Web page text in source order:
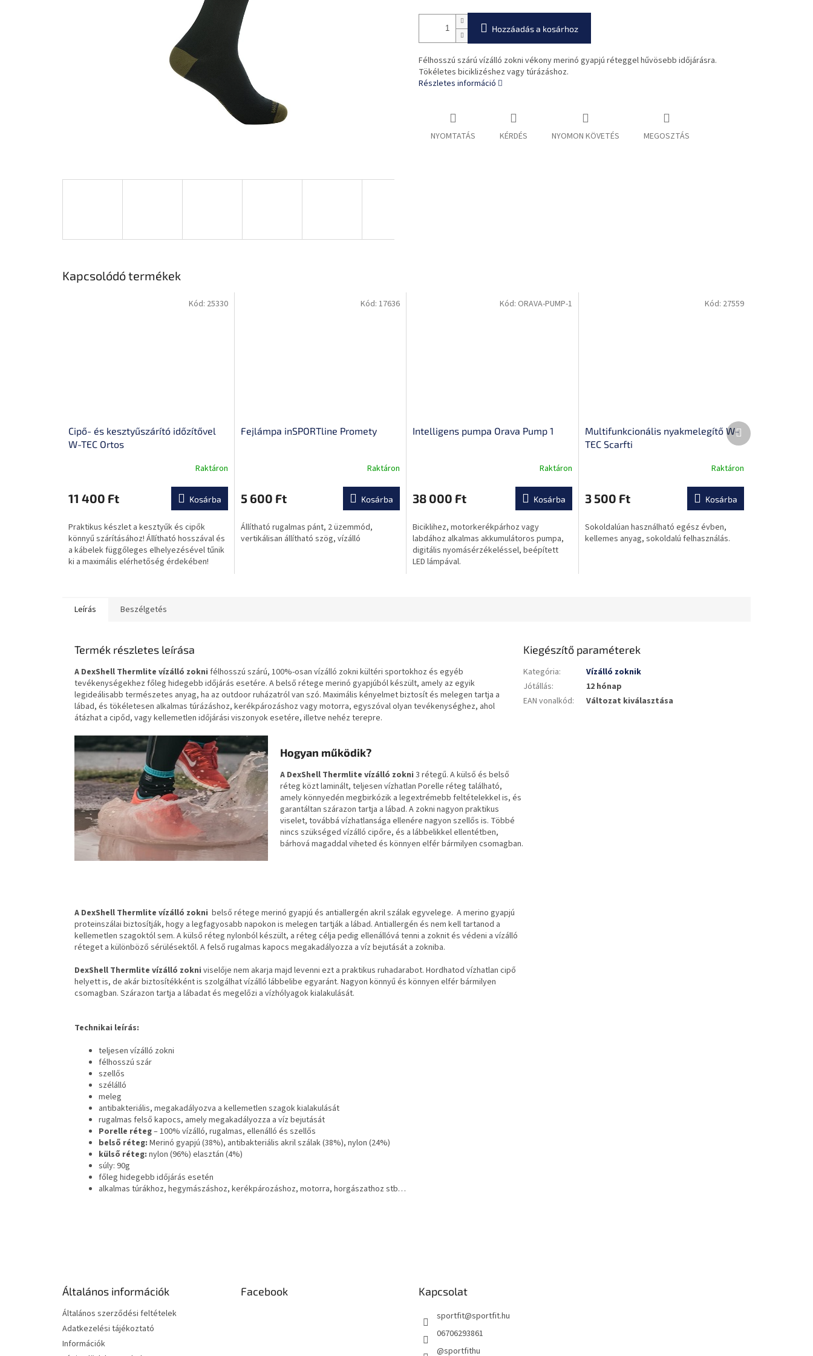
Hozzáadás a kosárhoz
Félhosszú szárú vízálló zokni vékony merinó gyapjú réteggel hűvösebb időjárásra.
Tökéletes biciklizéshez vagy túrázáshoz.
Részletes információ
NYOMTATÁS KÉRDÉS NYOMON KÖVETÉS MEGOSZTÁS
Kapcsolódó termékek
Cipő- és kesztyűszárító időzítővel
W-TEC Ortos
átlagos
értékelése
ből
0,0
csillag.
Raktáron
11 400 Ft Kosárba
Praktikus készlet a kesztyűk és cipők
könnyű szárításához! Állítható hosszával és
a kábelek függőleges elhelyezésével tűnik
ki a maximális elérhetőség érdekében!
Kód: 25330
Fejlámpa inSPORTline Promety
Raktáron
5 600 Ft Kosárba
Állítható rugalmas pánt, 2 üzemmód,
vertikálisan állítható szög, vízálló
Kód: 17636
Intelligens pumpa Orava Pump 1
átlagos
értékelése
ből
0,0
csillag.
Raktáron
38 000 Ft Kosárba
Biciklihez, motorkerékpárhoz vagy
labdához alkalmas akkumulátoros pumpa,
digitális nyomásérzékeléssel, beépített
LED lámpával.
Kód: ORAVA-PUMP-1
Multifunkcionális nyakmelegítő W-
TEC Scarfti
Raktáron
3 500 Ft Kosárba
Sokoldalúan használható egész évben,
kellemes anyag, sokoldalú felhasználás.
Kód: 27559
Következő
termék
Leírás Beszélgetés
Termék részletes leírása
A DexShell Thermlite vízálló zokni félhosszú szárú, 100%-osan vízálló zokni kültéri sportokhoz és egyéb
tevékenységekhez főleg hidegebb időjárás esetére. A belső rétege merinó gyapjúból készült, amely az egyik
legideálisabb természetes anyag, ha az outdoor ruházatról van szó. Maximális kényelmet biztosít és melegen tartja a
lábad, és tökéletesen alkalmas túrázáshoz, kerékpározáshoz vagy motorra, egyszóval olyan tevékenységhez, ahol
átázhat a cipőd, vagy kellemetlen időjárási viszonyok esetére, illetve nehéz terepre.
Hogyan működik?
A DexShell Thermlite vízálló zokni 3 rétegű. A külső és belső
réteg közt laminált, teljesen vízhatlan Porelle réteg található,
amely könnyedén megbirkózik a legextrémebb feltételekkel is, és
garantáltan szárazon tartja a lábad. A zokni nagyon praktikus
viselet, továbbá vízhatlansága ellenére nagyon szellős is. Többé
nincs szükséged vízálló cipőre, és a lábbelikkel ellentétben,
bárhová magaddal viheted és könnyen elfér bármilyen csomagban.
A DexShell Thermlite vízálló zokni belső rétege merinó gyapjú és antiallergén akril szálak egyvelege. A merino gyapjú
proteinszálai biztosítják, hogy a legfagyosabb napokon is melegen tartják a lábad. Antiallergén és nem kell tartanod a
kellemetlen szagoktól sem. A külső réteg nylonból készült, a réteg célja pedig ellenállóvá tenni a zoknit és védeni a vízálló
réteget a különböző sérülésektől. A felső rugalmas kapocs megakadályozza a víz bejutását a zokniba.
DexShell Thermlite vízálló zokni viselője nem akarja majd levenni ezt a praktikus ruhadarabot. Hordhatod vízhatlan cipő
helyett is, de akár biztosítékként is szolgálhat vízálló lábbelibe egyaránt. Nagyon könnyű és könnyen elfér bármilyen
csomagban. Szárazon tartja a lábadat és megelőzi a vízhólyagok kialakulását.
Technikai leírás:
teljesen vízálló zokni
félhosszú szár
szellős
szélálló
meleg
antibakteriális, megakadályozva a kellemetlen szagok kialakulását
rugalmas felső kapocs, amely megakadályozza a víz bejutását
Porelle réteg– 100% vízálló, rugalmas, ellenálló és szellős
belső réteg: Merinó gyapjú (38%), antibakteriális akril szálak (38%), nylon (24%)
külső réteg: nylon (96%) elasztán (4%)
súly: 90g
főleg hidegebb időjárás esetén
alkalmas túrákhoz, hegymászáshoz, kerékpározáshoz, motorra, horgászathoz stb…
Kiegészítő paraméterek
Kategória:
Vízálló zoknik
Jótállás:
12 hónap
EAN vonalkód: Változat kiválasztása
Általános információk
Általános szerződési feltételek
Adatkezelési tájékoztató
Információk
Facebook Kapcsolat
sportfit@sportfit.hu
06706293861
@sportfithu